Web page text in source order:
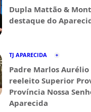
Dupla Mattão &
destaque do
TJ APARECIDA
Padre Marlos Aurélio
reeleito Superior
Província Nossa
Aparecida